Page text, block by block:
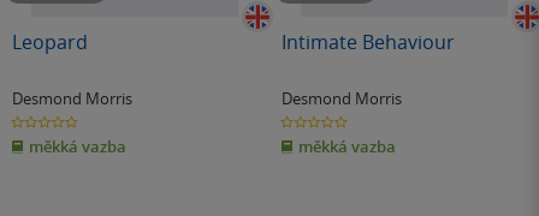
Leopard
Desmond Morris
0.0
z
5
hvězdiček
měkká vazba
Intimate Behaviour
Desmond Morris
0.0
z
5
hvězdiček
měkká vazba